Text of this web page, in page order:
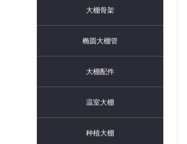
大棚骨架
椭圆大棚管
大棚配件
温室大棚
种植大棚